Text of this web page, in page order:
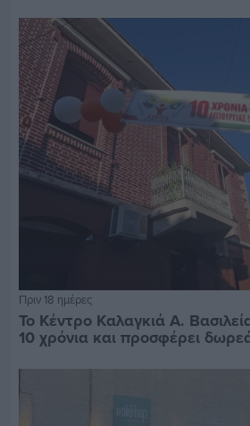
Πριν 18 ημέρες
Το Κέντρο Καλαγκιά Α.
10 χρόνια και προσφέρει